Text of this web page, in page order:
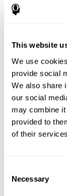
This website
We use
provide social
We also share
our social
may combine
provided to
of their
Selection
Necessary
الرخام"
العصبية
باستمرار قد
العصبية
القدرات
الأسبوع الثالث